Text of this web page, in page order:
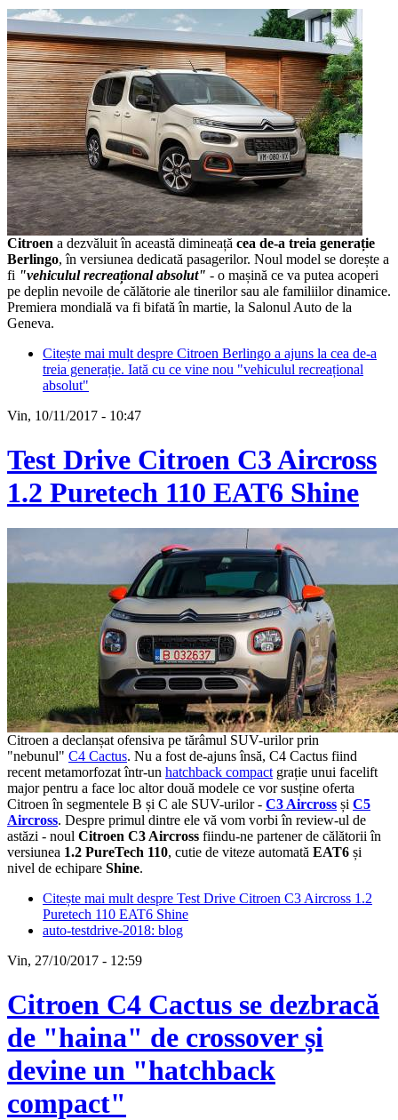
Citroen a dezvăluit în această dimineață cea de-a treia generație
Berlingo, în versiunea dedicată pasagerilor. Noul model se dorește a
fi "vehiculul recreațional absolut" - o mașină ce va putea acoperi
pe deplin nevoile de călătorie ale tinerilor sau ale familiilor dinamice.
Premiera mondială va fi bifată în martie, la Salonul Auto de la
Geneva.
Citește mai mult despre Citroen Berlingo a ajuns la cea de-a
treia generație. Iată cu ce vine nou "vehiculul recreațional
absolut"
Vin, 10/11/2017 - 10:47
Test Drive Citroen C3 Aircross
1.2 Puretech 110 EAT6 Shine
Citroen a declanșat ofensiva pe tărâmul SUV-urilor prin
"nebunul" C4 Cactus. Nu a fost de-ajuns însă, C4 Cactus fiind
recent metamorfozat într-un hatchback compact grație unui facelift
major pentru a face loc altor două modele ce vor susține oferta
Citroen în segmentele B și C ale SUV-urilor - C3 Aircross și C5
Aircross. Despre primul dintre ele vă vom vorbi în review-ul de
astăzi - noul Citroen C3 Aircross fiindu-ne partener de călătorii în
versiunea 1.2 PureTech 110, cutie de viteze automată EAT6 și
nivel de echipare Shine.
Citește mai mult despre Test Drive Citroen C3 Aircross 1.2
Puretech 110 EAT6 Shine
auto-testdrive-2018: blog
Vin, 27/10/2017 - 12:59
Citroen C4 Cactus se dezbracă
de "haina" de crossover și
devine un "hatchback
compact"